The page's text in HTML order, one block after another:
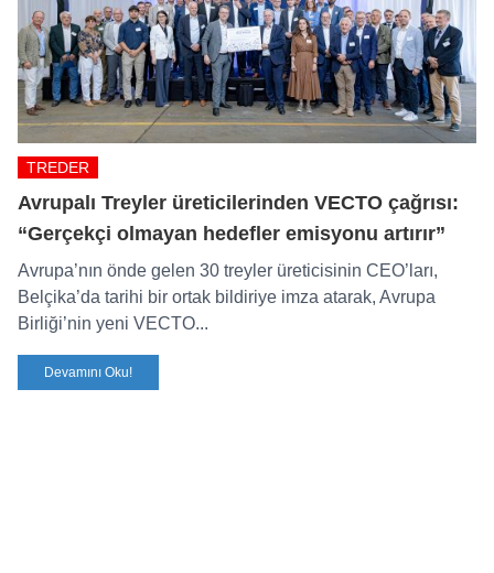
TREDER
Avrupalı Treyler üreticilerinden VECTO çağrısı:
“Gerçekçi olmayan hedefler emisyonu artırır”
Avrupa’nın önde gelen 30 treyler üreticisinin CEO’ları,
Belçika’da tarihi bir ortak bildiriye imza atarak, Avrupa
Birliği’nin yeni VECTO...
Devamını Oku!